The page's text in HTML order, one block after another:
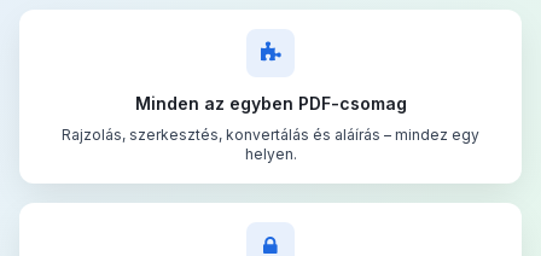
Minden az egyben PDF-csomag
Rajzolás, szerkesztés, konvertálás és aláírás – mindez egy
helyen.